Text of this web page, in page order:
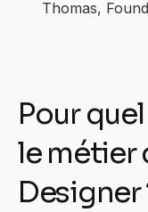
Thomas,
Pour
le métier
Designer